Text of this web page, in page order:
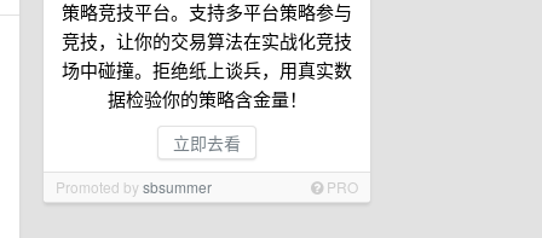
策略竞技平台。支持多平台策略参与
竞技，让你的交易算法在实战化竞技
场中碰撞。拒绝纸上谈兵，用真实数
据检验你的策略含金量！
立即去看
Promoted bysbsummer PRO